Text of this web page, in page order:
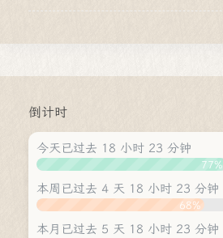
倒计时
今天已过去 18 小时 23 分钟
77%
本周已过去 4 天 18 小时 23 分钟
68%
本月已过去 5 天 18 小时 23 分钟